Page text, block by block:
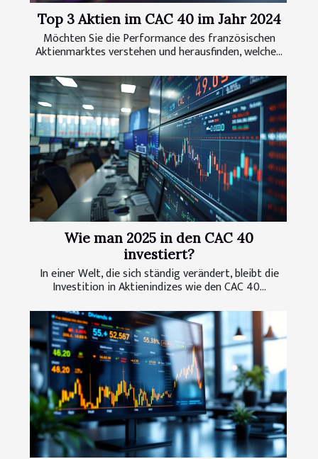
Top 3 Aktien im CAC 40 im Jahr 2024
Möchten Sie die Performance des französischen
Aktienmarktes verstehen und herausfinden, welche...
Wie man 2025 in den CAC 40
investiert?
In einer Welt, die sich ständig verändert, bleibt die
Investition in Aktienindizes wie den CAC 40...